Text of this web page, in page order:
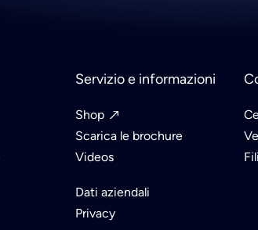
Servizio e informazioni
Shop
Scarica le brochure
Videos
Dati aziendali
Privacy